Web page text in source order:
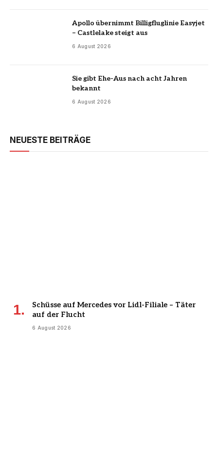
Apollo übernimmt Billigfluglinie Easyjet
– Castlelake steigt aus
6 August 2026
Sie gibt Ehe-Aus nach acht Jahren
bekannt
6 August 2026
NEUESTE BEITRÄGE
Schüsse auf Mercedes vor Lidl-Filiale – Täter
auf der Flucht
6 August 2026